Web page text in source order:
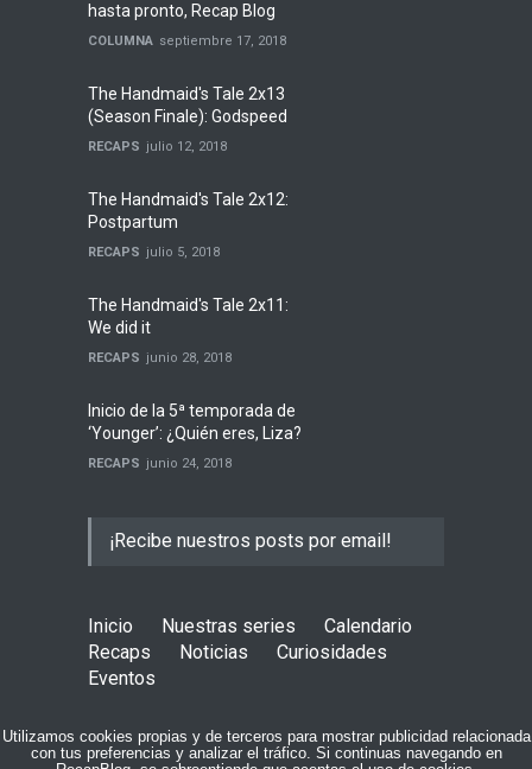
hasta pronto, Recap Blog
COLUMNA septiembre 17, 2018
The Handmaid's Tale 2x13
(Season Finale): Godspeed
RECAPS julio 12, 2018
The Handmaid's Tale 2x12:
Postpartum
RECAPS julio 5, 2018
The Handmaid's Tale 2x11:
We did it
RECAPS junio 28, 2018
Inicio de la 5ª temporada de
‘Younger’: ¿Quién eres, Liza?
RECAPS junio 24, 2018
¡Recibe nuestros posts por email!
Inicio Nuestras series
Calendario
Recaps
Noticias
Curiosidades
Eventos
COPYRIGHT © 2015 RECAPBLOG
Utilizamos cookies propias y de terceros para mostrar publicidad relacionada
con tus preferencias y analizar el tráfico. Si continuas navegando en